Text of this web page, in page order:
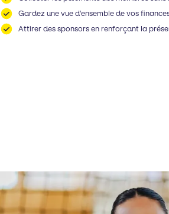
Gardez une vue d'ensemble de vos
Attirer des sponsors en renforçant la